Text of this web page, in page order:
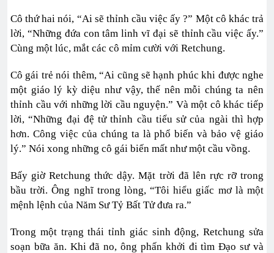
Cô thứ hai nói, “Ai sẽ thỉnh cầu việc ấy ?” Một cô khác trả
lời, “Những đứa con tâm linh vĩ đại sẽ thỉnh cầu việc ấy.”
Cùng một lúc, mắt các cô mỉm cười với Retchung.
Cô gái trẻ nói thêm, “Ai cũng sẽ hạnh phúc khi được nghe
một giáo lý kỳ diệu như vậy, thế nên mỗi chúng ta nên
thỉnh cầu với những lời cầu nguyện.” Và một cô khác tiếp
lời, “Những đại đệ tử thỉnh cầu tiểu sử của ngài thì hợp
hơn. Công việc của chúng ta là phổ biến và bảo vệ giáo
lý.” Nói xong những cô gái biến mất như một cầu vồng.
Bấy giờ Retchung thức dậy. Mặt trời đã lên rực rỡ trong
bầu trời. Ông nghĩ trong lòng, “Tôi hiểu giấc mơ là một
mệnh lệnh của Năm Sư Tỷ Bất Tử đưa ra.”
Trong một trạng thái tỉnh giác sinh động, Retchung sửa
soạn bữa ăn. Khi đã no, ông phấn khởi đi tìm Đạo sư và